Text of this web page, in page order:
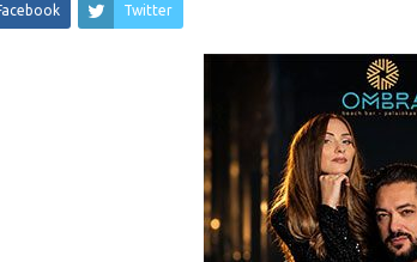
Twitter